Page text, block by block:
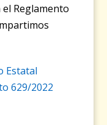
el Reglamento
Estatal
629/2022